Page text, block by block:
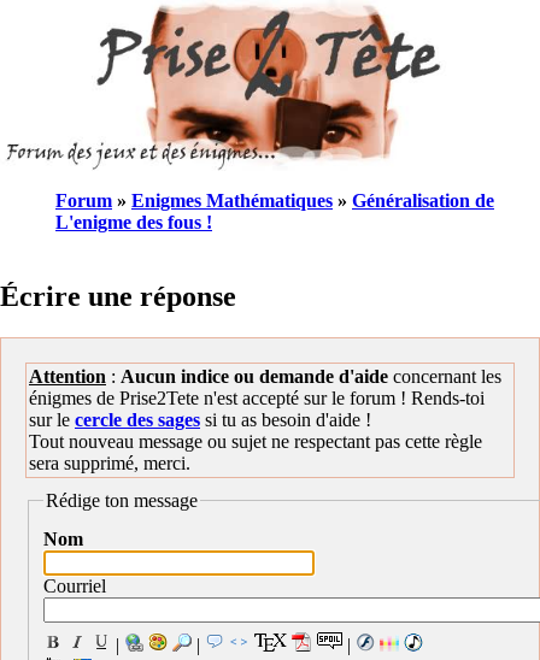
Forum » Enigmes Mathématiques » Généralisation de
L'enigme des fous !
Écrire une réponse
Attention : Aucun indice ou demande d'aide concernant les
énigmes de Prise2Tete n'est accepté sur le forum ! Rends-toi
sur le cercle des sages si tu as besoin d'aide !
Tout nouveau message ou sujet ne respectant pas cette règle
sera supprimé, merci.
Rédige ton message
Nom
Courriel
| |
|